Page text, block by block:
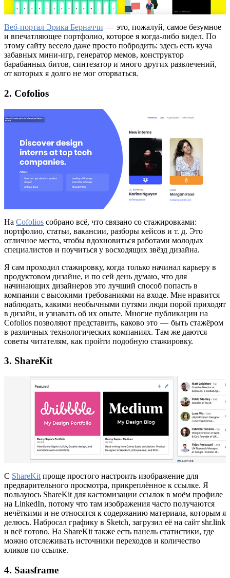
Веб-портал Эрика Берначчи — это, пожалуй, самое безумное
и впечатляющее портфолио, которое я когда-либо видел. По
этому сайту весело даже просто побродить: здесь есть куча
забавных мини-игр, генератор мемов, конструктор
барабанных битов, синтезатор и много других развлечений,
от которых я долго не мог оторваться.
2. Cofolios
На Cofolios собрано всё, что связано со стажировками:
портфолио, статьи, вакансии, разборы кейсов и т. д. Это
отличное место, чтобы вдохновиться работами молодых
специалистов и поучиться у восходящих звёзд дизайна.
Я сам проходил стажировку, когда только начинал карьеру в
продуктовом дизайне, и по сей день думаю, что для
начинающих дизайнеров это лучший способ попасть в
компании с высокими требованиями на входе. Мне нравится
наблюдать, какими необычными путями люди порой приходят
в дизайн, и узнавать об их опыте. Многие публикации на
Cofolios позволяют представить, каково это — быть стажёром
в различных технологических компаниях. Там же даются
советы читателям, как пройти подобную стажировку.
3. ShareKit
С ShareKit проще простого настроить изображение для
предварительного просмотра, прикреплённое к ссылке. Я
пользуюсь ShareKit для кастомизации ссылок в моём профиле
на LinkedIn, потому что там изображения часто получаются
нечёткими и не относятся к содержанию материала, которым я
делюсь. Набросал графику в Sketch, загрузил её на сайт shr.link
и всё готово. На ShareKit также есть панель статистики, где
можно отслеживать источники переходов и количество
кликов по ссылке.
4. Saasframe